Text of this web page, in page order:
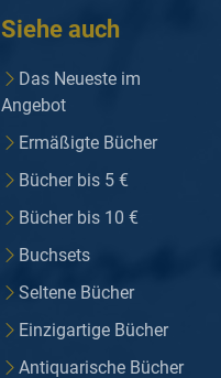
Siehe auch
Das Neueste im
Angebot
Ermäßigte Bücher
Bücher bis 5 €
Bücher bis 10 €
Buchsets
Seltene Bücher
Einzigartige Bücher
Antiquarische Bücher